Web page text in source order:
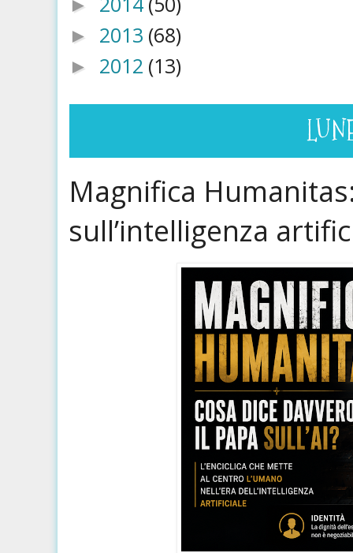
►
► 2013 (68)
► 2012 (13)
Magnifica
sull’intelligenza